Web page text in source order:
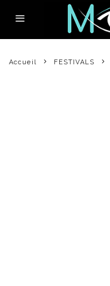
Accueil FESTIVALS